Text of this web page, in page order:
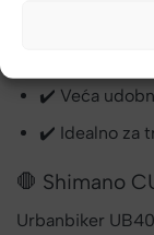
✔️ Prednja
✔️ Veća
✔️ Idealno za
🛑 Shimano
Urbanbiker